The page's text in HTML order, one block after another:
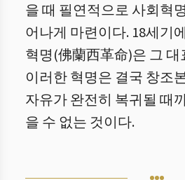
을 때 필연적으로 사회혁
어나게 마련이다. 18세기
혁명(佛蘭西革命)은 그
이러한 혁명은 결국 창조
자유가 완전히 복귀될 때
을 수 없는 것이다.